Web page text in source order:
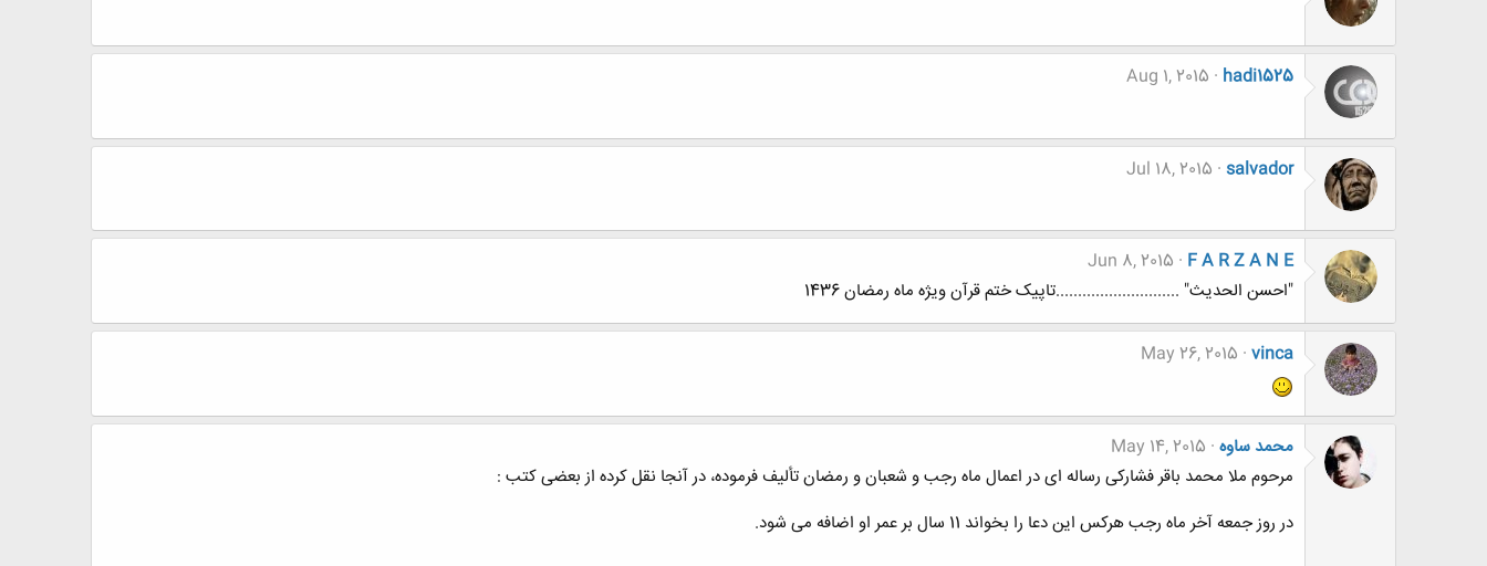
hadi1525
Aug 1, 2015
salvador
Jul 18, 2015
F A R Z A N E
Jun 8, 2015
"احسن الحدیث" ............................تاپیک ختم قرآن ویژه ماه رمضان 1436
vinca
May 26, 2015
محمد ساوه May 14, 2015
مرحوم ملا محمد باقر فشارکی رساله ای در اعمال ماه رجب و شعبان و رمضان تألیف فرموده، در آنجا نقل کرده از بعضی کتب :
در روز جمعه آخر ماه رجب هرکس این دعا را بخواند 11 سال بر عمر او اضافه می شود.